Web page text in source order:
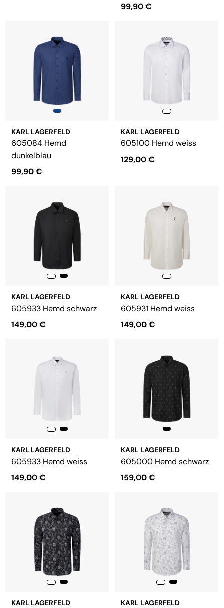
99,90 €
KARL LAGERFELD
605084 Hemd
dunkelblau
99,90 €
KARL LAGERFELD
605100 Hemd weiss
129,00 €
KARL LAGERFELD
605933 Hemd schwarz
149,00 €
KARL LAGERFELD
605931 Hemd weiss
149,00 €
KARL LAGERFELD
605933 Hemd weiss
149,00 €
KARL LAGERFELD
605000 Hemd schwarz
159,00 €
KARL LAGERFELD KARL LAGERFELD